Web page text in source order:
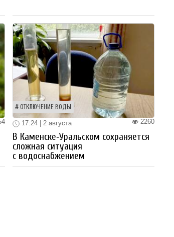
ОТКЛЮЧЕНИЕ ВОДЫ
2260
17:24 | 2 августа
В Каменске‑Уральском сохраняется
сложная ситуация
с водоснабжением